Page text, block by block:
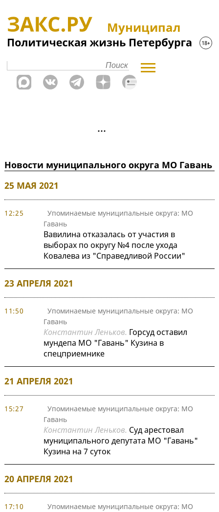
Муниципал
Новости муниципального округа МО Гавань
25 МАЯ 2021
12:25
Упоминаемые муниципальные округа: МО
Гавань
Вавилина отказалась от участия в
выборах по округу №4 после ухода
Ковалева из "Справедливой России"
23 АПРЕЛЯ 2021
11:50
Упоминаемые муниципальные округа: МО
Гавань
Константин Леньков. Горсуд оставил
мундепа МО "Гавань" Кузина в
спецприемнике
21 АПРЕЛЯ 2021
15:27
Упоминаемые муниципальные округа: МО
Гавань
Константин Леньков. Суд арестовал
муниципального депутата МО "Гавань"
Кузина на 7 суток
20 АПРЕЛЯ 2021
17:10
Упоминаемые муниципальные округа: МО